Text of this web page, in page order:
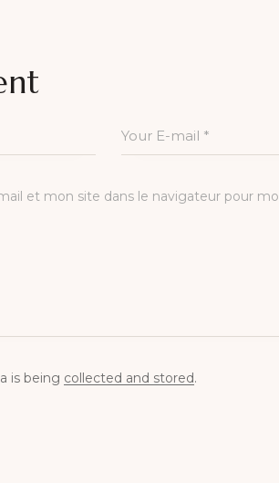
et mon site dans le navigateur pour
is being collected and stored.